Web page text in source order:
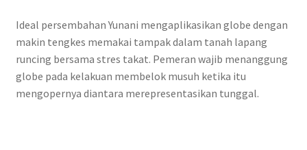
Ideal persembahan Yunani mengaplikasikan globe dengan
makin tengkes memakai tampak dalam tanah lapang
runcing bersama stres takat. Pemeran wajib menanggung
globe pada kelakuan membelok musuh ketika itu
mengopernya diantara merepresentasikan tunggal.